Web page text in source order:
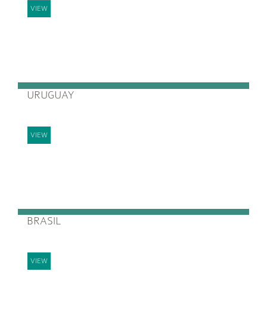
VIEW
URUGUAY
VIEW
BRASIL
VIEW